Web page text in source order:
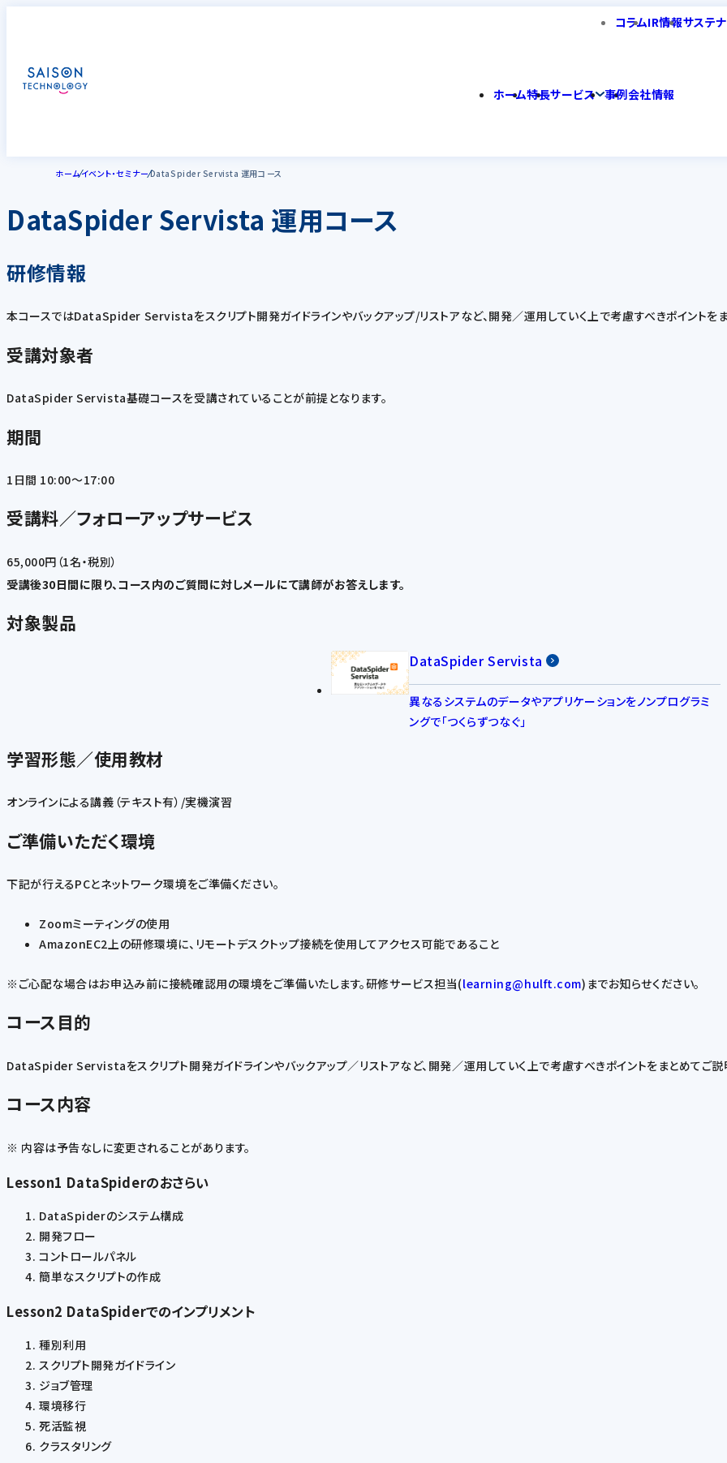
コラムIR情報サステ
ホーム特長サービス 事例会社情報
ホームイベント・セミナーDataSpider Servista 運用コース
DataSpider Servista 運用コース
研修情報
本コースではDataSpider Servistaをスクリプト開発ガイドラインやバックアップ/リストアなど、開発／運用していく上で考慮すべきポイントを
受講対象者
DataSpider Servista基礎コースを受講されていることが前提となります。
期間
1日間 10:00～17:00
受講料／フォローアップサービス
65,000円（1名・税別）
受講後30日間に限り、コース内のご質問に対しメールにて講師がお答えします。
対象製品
DataSpider Servista
異なるシステムのデータやアプリケーションをノンプログラミ
ングで「つくらずつなぐ」
学習形態／使用教材
オンラインによる講義（テキスト有）/実機演習
ご準備いただく環境
下記が行えるPCとネットワーク環境をご準備ください。
Zoomミーティングの使用
AmazonEC2上の研修環境に、リモートデスクトップ接続を使用してアクセス可能であること
※ご心配な場合はお申込み前に接続確認用の環境をご準備いたします。研修サービス担当(learning@hulft.com)までお知らせください。
コース目的
DataSpider Servistaをスクリプト開発ガイドラインやバックアップ／リストアなど、開発／運用していく上で考慮すべきポイントをまとめてご説
コース内容
※ 内容は予告なしに変更されることがあります。
Lesson1 DataSpiderのおさらい
DataSpiderのシステム構成
開発フロー
コントロールパネル
簡単なスクリプトの作成
Lesson2 DataSpiderでのインプリメント
種別利用
スクリプト開発ガイドライン
ジョブ管理
環境移行
死活監視
クラスタリング